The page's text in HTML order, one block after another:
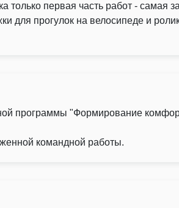
первая часть работ - самая
для прогулок на велосипеде и
программы "Формирование
командной работы.